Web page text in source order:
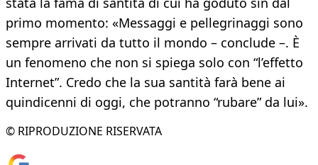
primo momento: «Messaggi e pellegrinaggi sono
sempre arrivati da tutto il mondo – conclude –. È
un fenomeno che non si spiega solo con “l’effetto
Internet”. Credo che la sua santità farà bene ai
quindicenni di oggi, che potranno “rubare” da lui».
© RIPRODUZIONE RISERVATA